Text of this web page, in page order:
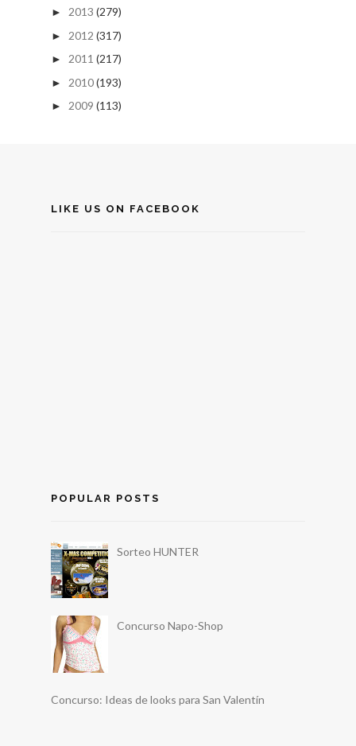
► 2013 (279)
► 2012 (317)
► 2011 (217)
► 2010(193)
► 2009 (113)
LIKE US ON FACEBOOK
POPULAR POSTS
Sorteo HUNTER
Concurso Napo-Shop
Concurso: Ideas de looks para San Valentín